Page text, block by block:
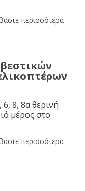
περισσότερα
6, 8, 8α θερινή
μέρος στο
περισσότερα